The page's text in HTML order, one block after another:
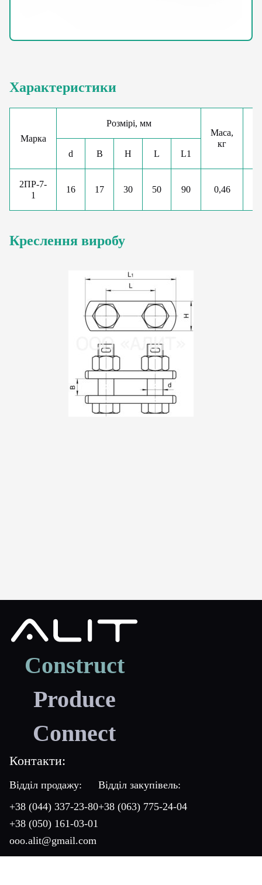
Характеристики
Марка
Розмірі, мм
Маса,
кг
d
B H L L1
2ПР-7-
1
16 17 30 50 90 0,46
Креслення виробу
Construct
Produce
Connect
Контакти:
Відділ продажу:
+38 (044) 337-23-80
+38 (050) 161-03-01
ooo.alit@gmail.com
Відділ закупівель:
+38 (063) 775-24-04